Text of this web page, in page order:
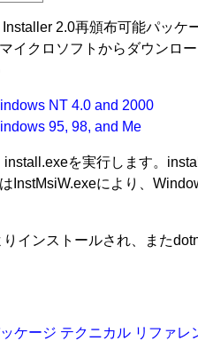
2.0再頒布可能パッ
イクロソフトからダウンロ
NT 4.0 and 2000
95, 98, and Me
を実行します。
InstMsiW.exeにより、
インストールされ、また
ケージ テクニカル リファレ